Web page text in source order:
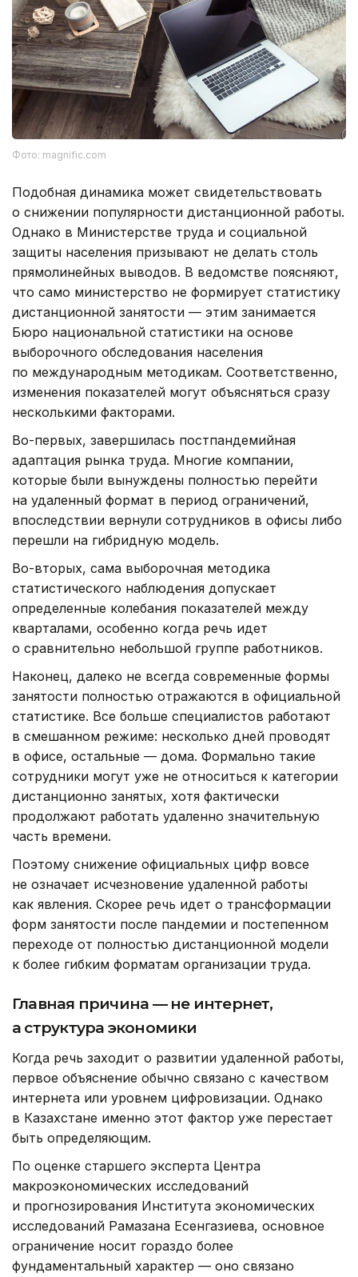
Фото: magnific.com
Подобная динамика может свидетельствовать
о снижении популярности дистанционной работы.
Однако в Министерстве труда и социальной
защиты населения призывают не делать столь
прямолинейных выводов. В ведомстве поясняют,
что само министерство не формирует статистику
дистанционной занятости — этим занимается
Бюро национальной статистики на основе
выборочного обследования населения
по международным методикам. Соответственно,
изменения показателей могут объясняться сразу
несколькими факторами.
Во-первых, завершилась постпандемийная
адаптация рынка труда. Многие компании,
которые были вынуждены полностью перейти
на удаленный формат в период ограничений,
впоследствии вернули сотрудников в офисы либо
перешли на гибридную модель.
Во-вторых, сама выборочная методика
статистического наблюдения допускает
определенные колебания показателей между
кварталами, особенно когда речь идет
о сравнительно небольшой группе работников.
Наконец, далеко не всегда современные формы
занятости полностью отражаются в официальной
статистике. Все больше специалистов работают
в смешанном режиме: несколько дней проводят
в офисе, остальные — дома. Формально такие
сотрудники могут уже не относиться к категории
дистанционно занятых, хотя фактически
продолжают работать удаленно значительную
часть времени.
Поэтому снижение официальных цифр вовсе
не означает исчезновение удаленной работы
как явления. Скорее речь идет о трансформации
форм занятости после пандемии и постепенном
переходе от полностью дистанционной модели
к более гибким форматам организации труда.
Главная причина — не интернет,
а структура экономики
Когда речь заходит о развитии удаленной работы,
первое объяснение обычно связано с качеством
интернета или уровнем цифровизации. Однако
в Казахстане именно этот фактор уже перестает
быть определяющим.
По оценке старшего эксперта Центра
макроэкономических исследований
и прогнозирования Института экономических
исследований Рамазана Есенгазиева, основное
ограничение носит гораздо более
фундаментальный характер — оно связано